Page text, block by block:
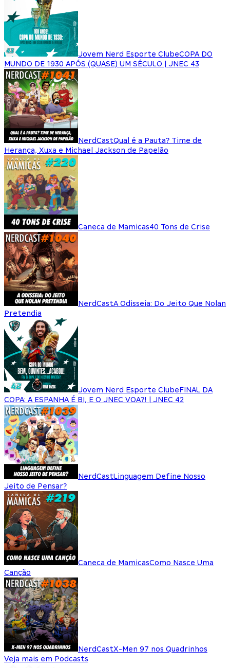
Jovem Nerd Esporte ClubeCOPA DO
MUNDO DE 1930 APÓS (QUASE) UM SÉCULO | JNEC 43
NerdCastQual é a Pauta? Time de
Herança, Xuxa e Michael Jackson de Papelão
Caneca de Mamicas40 Tons de Crise
NerdCastA Odisseia: Do Jeito Que Nolan
Pretendia
Jovem Nerd Esporte ClubeFINAL DA
COPA: A ESPANHA É BI, E O JNEC VOA?! | JNEC 42
NerdCastLinguagem Define Nosso
Jeito de Pensar?
Caneca de MamicasComo Nasce Uma
Canção
NerdCastX-Men 97 nos Quadrinhos
Veja mais em Podcasts